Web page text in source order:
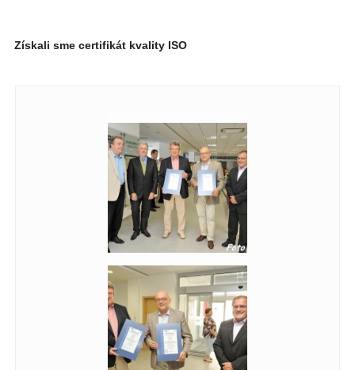
Získali sme certifikát kvality ISO